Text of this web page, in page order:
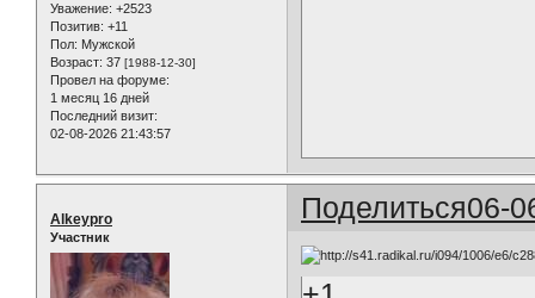
Уважение: +2523
Позитив: +11
Пол: Мужской
Возраст: 37 [1988-12-30]
Провел на форуме:
1 месяц 16 дней
Последний визит:
02-08-2026 21:43:57
Поделиться06-
Alkeypro
Участник